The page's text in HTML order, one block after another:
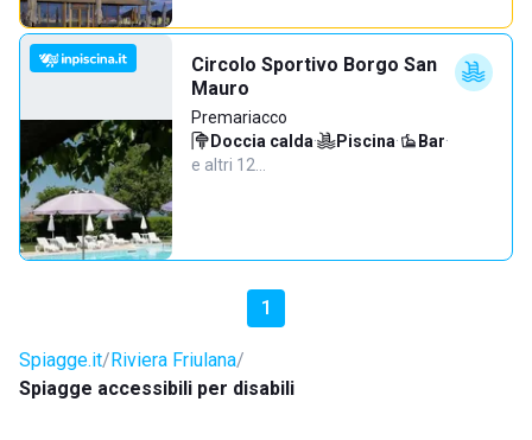
Circolo Sportivo Borgo San
Mauro
Premariacco
Doccia calda· Piscina· Bar·
e altri 12…
1
Spiagge.it Riviera Friulana
Spiagge accessibili per disabili